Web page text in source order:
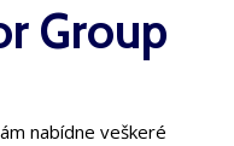
Group
nabídne veškeré